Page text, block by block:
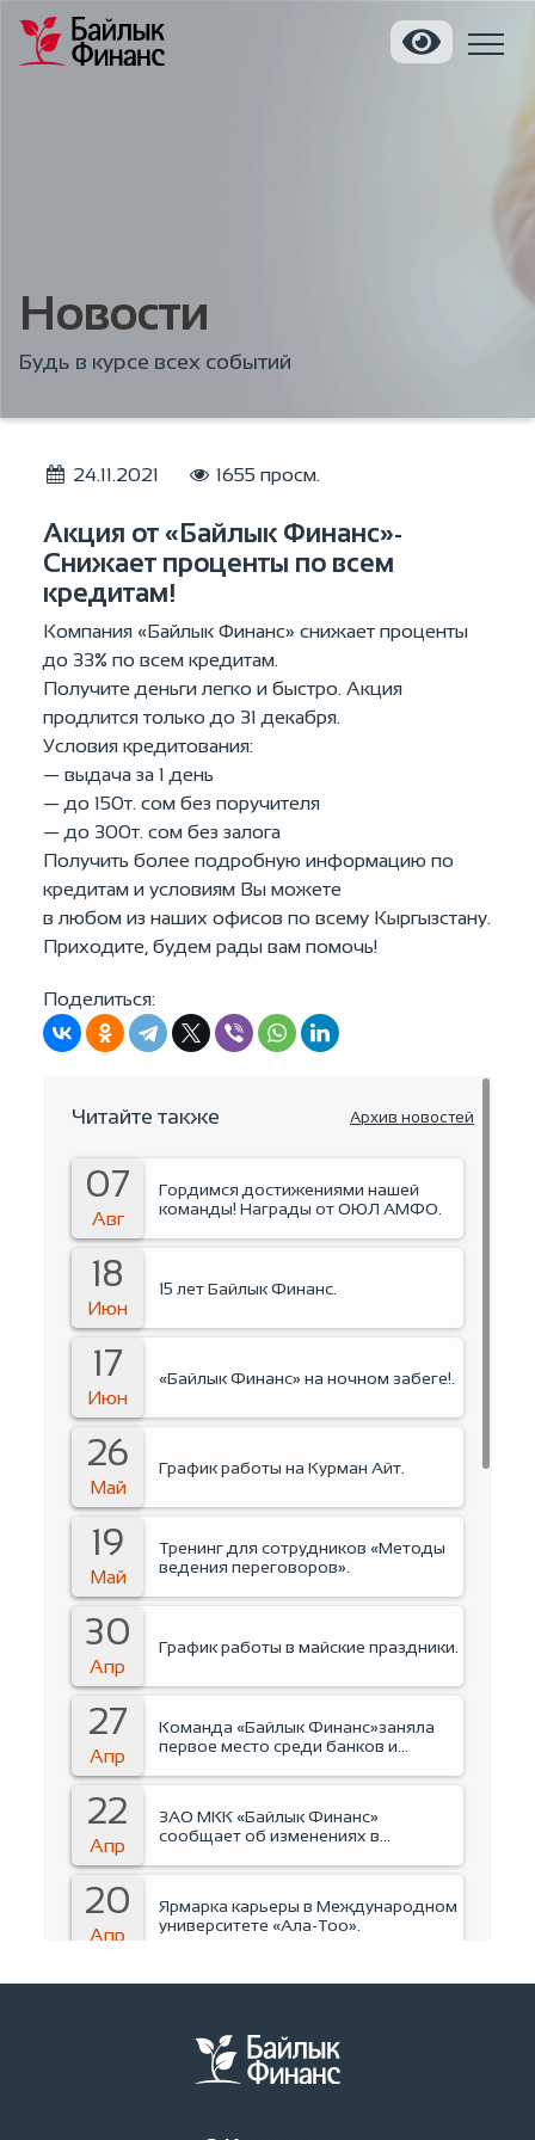
Новости
Будь в курсе всех событий
24.11.2021 1655 просм.
Акция от «Байлык Финанс»-
Снижает проценты по всем
кредитам!
Компания «Байлык Финанс» снижает проценты
до 33% по всем кредитам.
Получите деньги легко и быстро. Акция
продлится только до 31 декабря.
Условия кредитования:
— выдача за 1 день
— до 150т. сом без поручителя
— до 300т. сом без залога
Получить более подробную информацию по
кредитам и условиям Вы можете
в любом из наших офисов по всему Кыргызстану.
Приходите, будем рады вам помочь!
Поделиться:
Читайте также Архив новостей
07
Авг
Гордимся достижениями нашей
команды! Награды от ОЮЛ АМФО.
18
Июн
15 лет Байлык Финанс.
17
Июн
«Байлык Финанс» на ночном забеге!.
26
Май
График работы на Курман Айт.
19
Май
Тренинг для сотрудников «Методы
ведения переговоров».
30
Апр
График работы в майские праздники.
27
Апр
Команда «Байлык Финанс»заняла
первое место среди банков и
Business run 2026.
22
Апр
ЗАО МКК «Байлык Финанс»
сообщает об изменениях в
20
Апр
Ярмарка карьеры в Международном
университете «Ала-Тоо».
15
«Ала-Тоо».
Инструктаж по пожарной